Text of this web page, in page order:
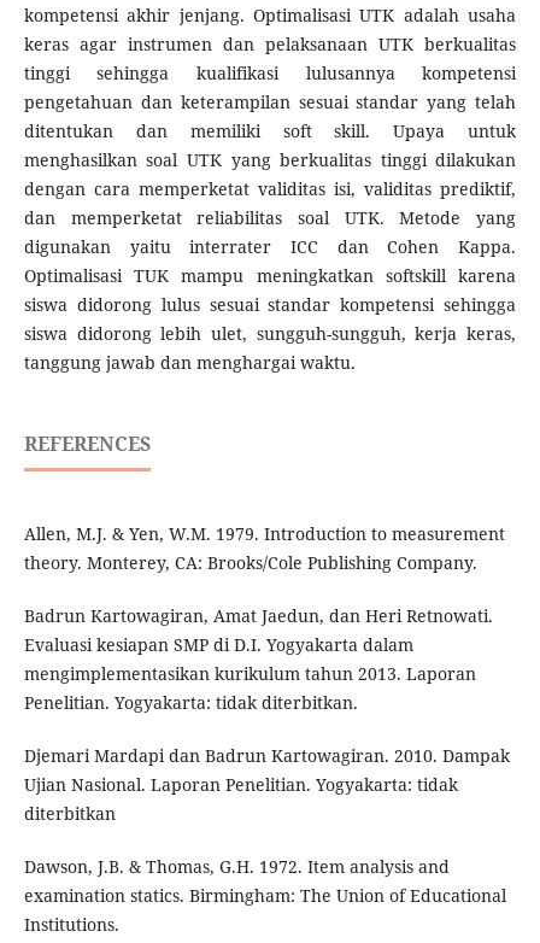
kompetensi akhir jenjang. Optimalisasi UTK adalah usaha
keras agar instrumen dan pelaksanaan UTK berkualitas
tinggi sehingga kualifikasi lulusannya kompetensi
pengetahuan dan keterampilan sesuai standar yang telah
ditentukan dan memiliki soft skill. Upaya untuk
menghasilkan soal UTK yang berkualitas tinggi dilakukan
dengan cara memperketat validitas isi, validitas prediktif,
dan memperketat reliabilitas soal UTK. Metode yang
digunakan yaitu interrater ICC dan Cohen Kappa.
Optimalisasi TUK mampu meningkatkan softskill karena
siswa didorong lulus sesuai standar kompetensi sehingga
siswa didorong lebih ulet, sungguh-sungguh, kerja keras,
tanggung jawab dan menghargai waktu.
REFERENCES
Allen, M.J. & Yen, W.M. 1979. Introduction to measurement
theory. Monterey, CA: Brooks/Cole Publishing Company.
Badrun Kartowagiran, Amat Jaedun, dan Heri Retnowati.
Evaluasi kesiapan SMP di D.I. Yogyakarta dalam
mengimplementasikan kurikulum tahun 2013. Laporan
Penelitian. Yogyakarta: tidak diterbitkan.
Djemari Mardapi dan Badrun Kartowagiran. 2010. Dampak
Ujian Nasional. Laporan Penelitian. Yogyakarta: tidak
diterbitkan
Dawson, J.B. & Thomas, G.H. 1972. Item analysis and
examination statics. Birmingham: The Union of Educational
Institutions.